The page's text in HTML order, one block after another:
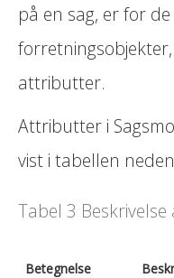
på en sag, er for
attributter.
Attributter i
vist i tabellen
Tabel 3
Betegnelse